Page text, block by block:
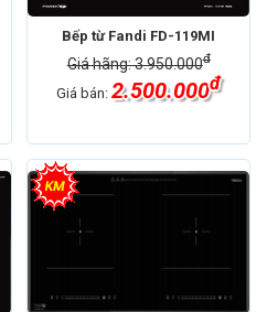
Bếp từ Fandi FD-119MI
Giá hãng: 3.950.000đ
Giá bán:2.500.000đ